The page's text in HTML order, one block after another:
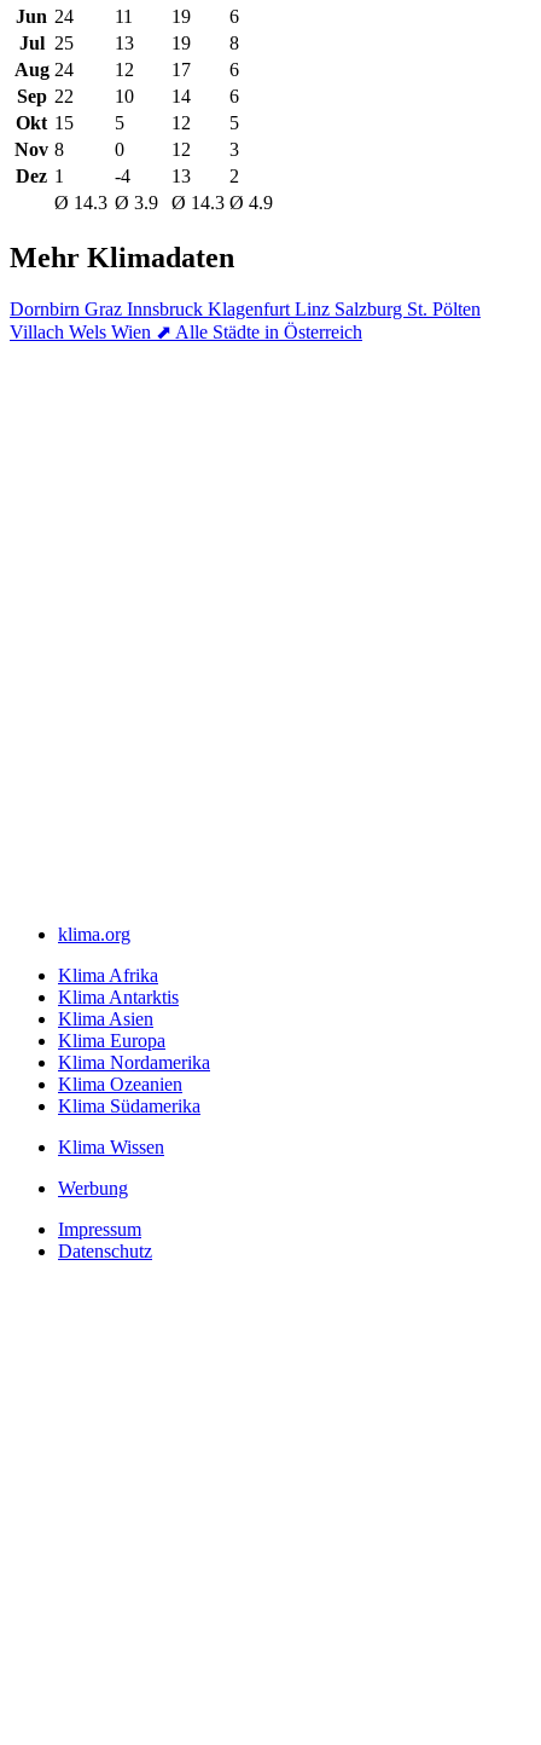
Jun 24 11 19
6
Jul 25 13 19
8
Aug 24 12 17
6
Sep 22 10 14
6
Okt 15 5 12
5
Nov 8 0 12
3
Dez 1 -4 13
2
Ø 14.3 Ø 3.9 Ø 14.3 Ø 4.9
Mehr Klimadaten
Dornbirn Graz Innsbruck Klagenfurt Linz Salzburg St. Pölten
Villach Wels Wien ⬈ Alle Städte in Österreich
klima.org
Klima Afrika
Klima Antarktis
Klima Asien
Klima Europa
Klima Nordamerika
Klima Ozeanien
Klima Südamerika
Klima Wissen
Werbung
Impressum
Datenschutz